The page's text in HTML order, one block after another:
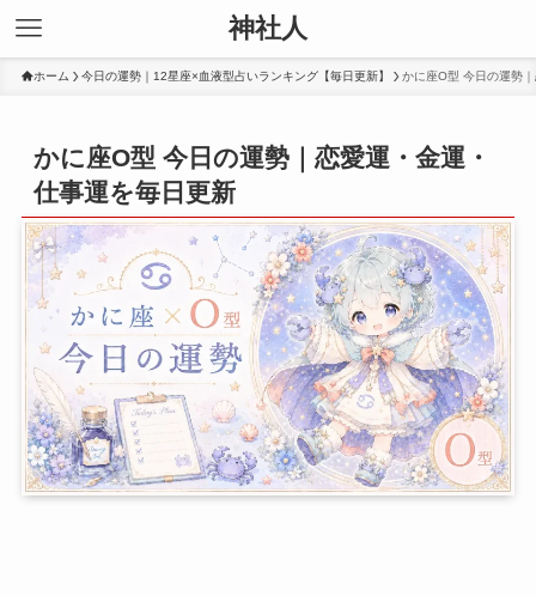
神社人
ホーム 今日の運勢｜12星座×血液型占いランキング【毎日更新】 かに座O型 今日の運勢
かに座O型 今日の運勢｜恋愛運・金運・
仕事運を毎日更新